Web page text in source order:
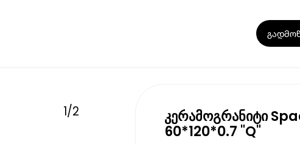
1/2 კერამოგრანიტი
60*120*0.7 "Q"